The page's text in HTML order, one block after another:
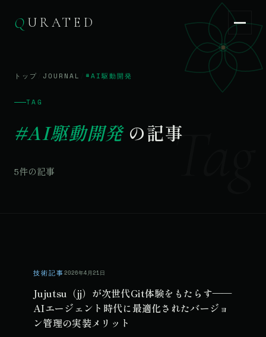
Q URATED
QURATED EN
トップ JOURNAL #AI駆動開発
TAG
Tag
#AI駆動開発の記事
5件の記事
技術記事2026年4月21日
Jujutsu（jj）が次世代Git体験をもたらす——
AIエージェント時代に最適化されたバージョ
ン管理の実装メリット